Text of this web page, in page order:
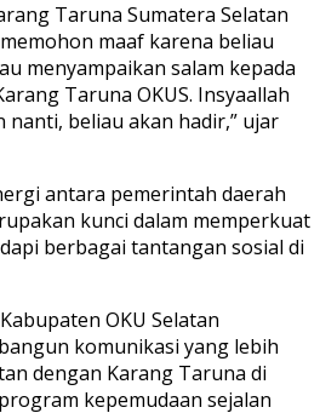
Taruna Sumatera Selatan
maaf karena beliau
menyampaikan salam kepada
Taruna OKUS. Insyaallah
nanti, beliau akan hadir,” ujar
antara pemerintah daerah
kunci dalam memperkuat
berbagai tantangan sosial di
OKU Selatan
komunikasi yang lebih
dengan Karang Taruna di
kepemudaan sejalan